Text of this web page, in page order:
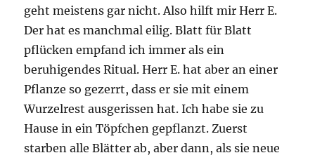
geht meistens gar nicht. Also hilft mir Herr E.
Der hat es manchmal eilig. Blatt für Blatt
pflücken empfand ich immer als ein
beruhigendes Ritual. Herr E. hat aber an einer
Pflanze so gezerrt, dass er sie mit einem
Wurzelrest ausgerissen hat. Ich habe sie zu
Hause in ein Töpfchen gepflanzt. Zuerst
starben alle Blätter ab, aber dann, als sie neue